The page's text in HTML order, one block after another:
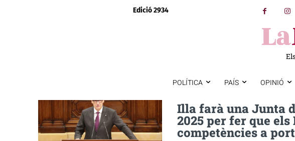
Edició 2934
POLÍTICA PAÍS OPINIÓ
Illa farà una Junta
2025 per fer que
competències a